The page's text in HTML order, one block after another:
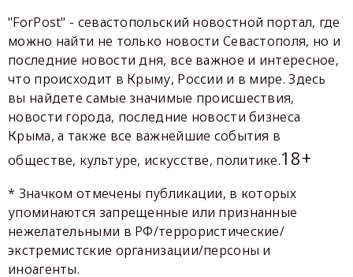
"ForPost" - севастопольский новостной портал, где
можно найти не только новости Севастополя, но и
последние новости дня, все важное и интересное,
что происходит в Крыму, России и в мире. Здесь
вы найдете самые значимые происшествия,
новости города, последние новости бизнеса
Крыма, а также все важнейшие события в
обществе, культуре, искусстве, политике.18+
* Значком отмечены публикации, в которых
упоминаются запрещенные или признанные
нежелательными в РФ/террористические/
экстремистские организации/персоны и
иноагенты.